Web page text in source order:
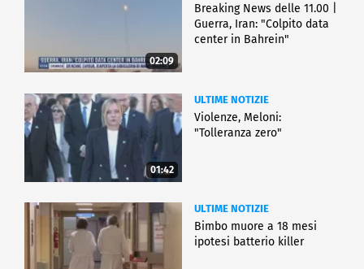
02:09
Breaking News delle 11.00 |
Guerra, Iran: "Colpito data
center in Bahrein"
01:42
ULTIME NOTIZIE
Violenze, Meloni:
"Tolleranza zero"
ULTIME NOTIZIE
Bimbo muore a 18 mesi
ipotesi batterio killer